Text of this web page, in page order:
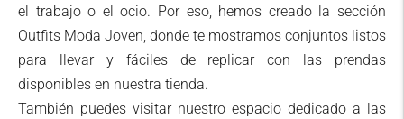
el trabajo o el ocio. Por eso, hemos creado la sección
Outfits Moda Joven, donde te mostramos conjuntos listos
para llevar y fáciles de replicar con las prendas
disponibles en nuestra tienda.
También puedes visitar nuestro espacio dedicado a las